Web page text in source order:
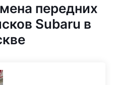
передних
Subaru в